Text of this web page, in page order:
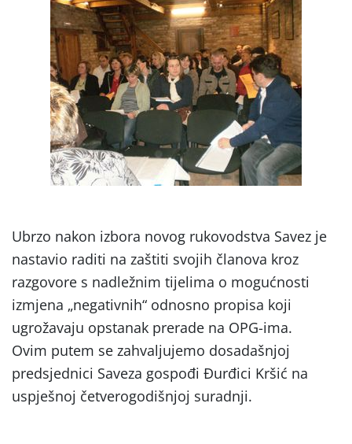
Ubrzo nakon izbora novog rukovodstva Savez je
nastavio raditi na zaštiti svojih članova kroz
razgovore s nadležnim tijelima o mogućnosti
izmjena „negativnih“ odnosno propisa koji
ugrožavaju opstanak prerade na OPG-ima.
Ovim putem se zahvaljujemo dosadašnjoj
predsjednici Saveza gospođi Đurđici Kršić na
uspješnoj četverogodišnjoj suradnji.